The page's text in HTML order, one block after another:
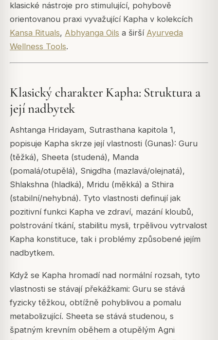
klasické nástroje pro stimulující, pohybově
orientovanou praxi vyvažující Kapha v kolekcích
Kansa Rituals, Abhyanga Oils a širší Ayurveda
Wellness Tools.
Klasický charakter Kapha: Struktura a
její nadbytek
Ashtanga Hridayam, Sutrasthana kapitola 1,
popisuje Kapha skrze její vlastnosti (Gunas): Guru
(těžká), Sheeta (studená), Manda
(pomalá/otupělá), Snigdha (mazlavá/olejnatá),
Shlakshna (hladká), Mridu (měkká) a Sthira
(stabilní/nehybná). Tyto vlastnosti definují jak
pozitivní funkci Kapha ve zdraví, mazání kloubů,
polstrování tkání, stabilitu mysli, trpělivou vytrvalost
Kapha konstituce, tak i problémy způsobené jejím
nadbytkem.
Když se Kapha hromadí nad normální rozsah, tyto
vlastnosti se stávají překážkami: Guru se stává
fyzicky těžkou, obtížně pohyblivou a pomalu
metabolizující. Sheeta se stává studenou, s
špatným krevním oběhem a otupělým Agni